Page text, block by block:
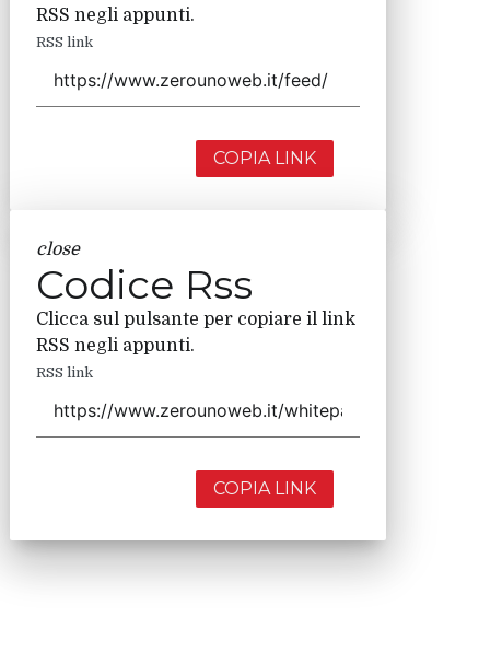
RSS negli appunti.
RSS link
COPIA LINK
close
Codice Rss
Clicca sul pulsante per copiare il link
RSS negli appunti.
RSS link
COPIA LINK